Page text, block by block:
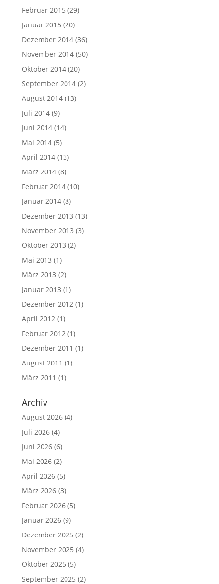
Februar 2015 (29)
Januar 2015 (20)
Dezember 2014(36)
November 2014(50)
Oktober 2014(20)
September 2014(2)
August 2014(13)
Juli 2014(9)
Juni 2014(14)
Mai 2014(5)
April 2014(13)
März 2014(8)
Februar 2014(10)
Januar 2014(8)
Dezember 2013 (13)
November 2013 (3)
Oktober 2013 (2)
Mai 2013 (1)
März 2013 (2)
Januar 2013 (1)
Dezember 2012(1)
April 2012(1)
Februar 2012(1)
Dezember 2011 (1)
August 2011 (1)
März 2011 (1)
Archiv
August 2026(4)
Juli 2026(4)
Juni 2026(6)
Mai 2026(2)
April 2026(5)
März 2026(3)
Februar 2026(5)
Januar 2026(9)
Dezember 2025 (2)
November 2025 (4)
Oktober 2025 (5)
September 2025 (2)